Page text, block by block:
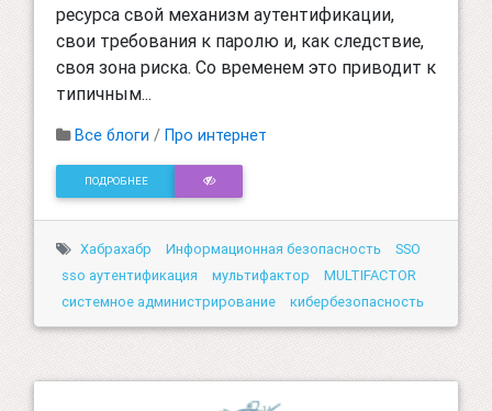
ресурса свой механизм аутентификации,
свои требования к паролю и, как следствие,
своя зона риска. Со временем это приводит к
типичным...
Все блоги / Про интернет
ПОДРОБНЕЕ
Хабрахабр Информационная безопасность
SSO
sso аутентификация
мультифактор
MULTIFACTOR
системное администрирование
кибербезопасность